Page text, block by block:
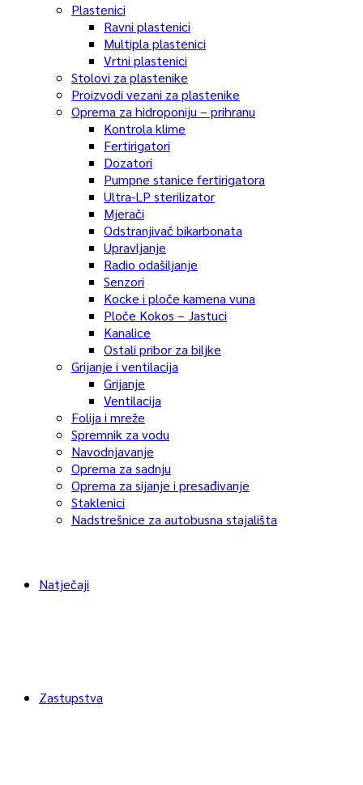
Plastenici
Ravni plastenici
Multipla plastenici
Vrtni plastenici
Stolovi za plastenike
Proizvodi vezani za plastenike
Oprema za hidroponiju – prihranu
Kontrola klime
Fertirigatori
Dozatori
Pumpne stanice fertirigatora
Ultra-LP sterilizator
Mjerači
Odstranjivač bikarbonata
Upravljanje
Radio odašiljanje
Senzori
Kocke i ploče kamena vuna
Ploče Kokos – Jastuci
Kanalice
Ostali pribor za biljke
Grijanje i ventilacija
Grijanje
Ventilacija
Folija i mreže
Spremnik za vodu
Navodnjavanje
Oprema za sadnju
Oprema za sijanje i presađivanje
Staklenici
Nadstrešnice za autobusna stajališta
Natječaji
Zastupstva